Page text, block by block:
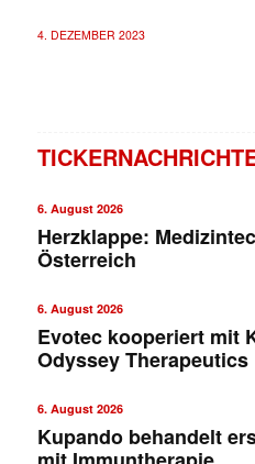
4. DEZEMBER 2023
6. August 2026
Herzklappe:
Österreich
6. August 2026
Evotec kooperiert mit
Odyssey Therapeutics
6. August 2026
Kupando behandelt